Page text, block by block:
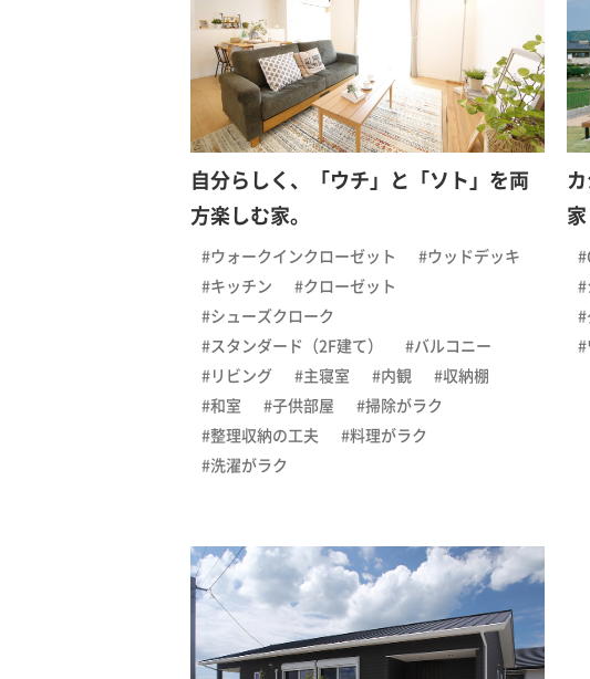
自分らしく、「ウチ」と「ソト」を両
方楽しむ家。
#ウォークインクローゼット
#ウッドデッキ
#キッチン
#クローゼット
#シューズクローク
#スタンダード（2F建て）
#バルコニー
#リビング
#主寝室 #内観
#収納棚
#和室
#子供部屋
#掃除がラク
#整理収納の工夫
#料理がラク
#洗濯がラク
家
#
#